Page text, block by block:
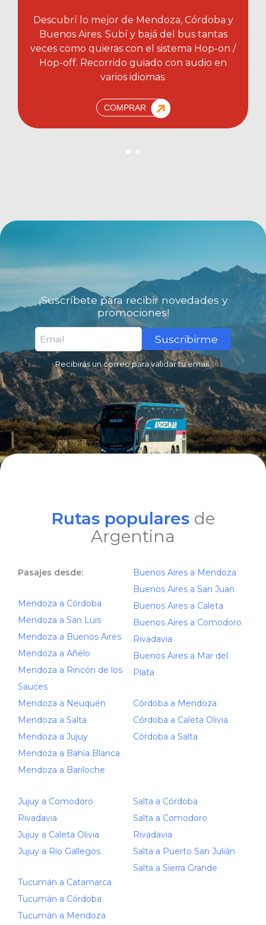
Descubrí lo mejor de Mendoza, Córdoba y
Buenos Aires. Subí y bajá del bus tantas
veces como quieras con el sistema Hop-on /
Hop-off. Recorrido guiado con audio en
varios idiomas.
COMPRAR
¡Suscríbete para recibir novedades y
promociones!
Suscribirme
Recibirás un correo para validar tu email.
Rutas populares de
Argentina
Pasajes desde:
Mendoza a Córdoba
Mendoza a San Luis
Mendoza a Buenos Aires
Mendoza a Añelo
Mendoza a Rincón de los
Sauces
Mendoza a Neuquén
Mendoza a Salta
Mendoza a Jujuy
Mendoza a Bahía Blanca
Mendoza a Bariloche
Buenos Aires a Mendoza
Buenos Aires a San Juan
Buenos Aires a Caleta
Buenos Aires a Comodoro
Rivadavia
Buenos Aires a Mar del
Plata
Córdoba a Mendoza
Córdoba a Caleta Olivia
Córdoba a Salta
Jujuy a Comodoro
Rivadavia
Jujuy a Caleta Olivia
Jujuy a Río Gallegos
Tucumán a Catamarca
Tucumán a Córdoba
Tucumán a Mendoza
Salta a Córdoba
Salta a Comodoro
Rivadavia
Salta a Puerto San Julián
Salta a Sierra Grande